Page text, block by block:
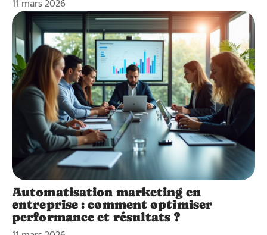
11 mars 2026
Automatisation marketing en
entreprise : comment optimiser
performance et résultats ?